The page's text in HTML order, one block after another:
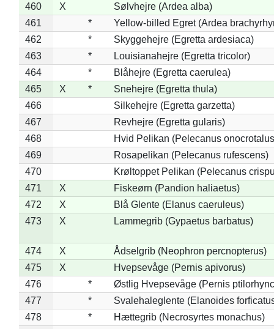
460
X
Sølvhejre (Ardea alba)
461
*
Yellow-billed Egret (Ardea
462
*
Skyggehejre (Egretta ardesiaca)
463
*
Louisianahejre (Egretta tricolor)
464
*
Blåhejre (Egretta caerulea)
465
X *
Snehejre (Egretta thula)
466
Silkehejre (Egretta garzetta)
467
Revhejre (Egretta gularis)
468
Hvid Pelikan (Pelecanus
469
Rosapelikan (Pelecanus rufescens)
470
Krøltoppet Pelikan (Pelecanus
471
X
Fiskeørn (Pandion haliaetus)
472
X
Blå Glente (Elanus caeruleus)
473
X Lammegrib (Gypaetus barbatus)
474 X
Ådselgrib (Neophron percnopterus)
475
X
Hvepsevåge (Pernis apivorus)
476
*
Østlig Hvepsevåge (Pernis
477
*
Svalehaleglente (Elanoides
478
*
Hættegrib (Necrosyrtes monachus)